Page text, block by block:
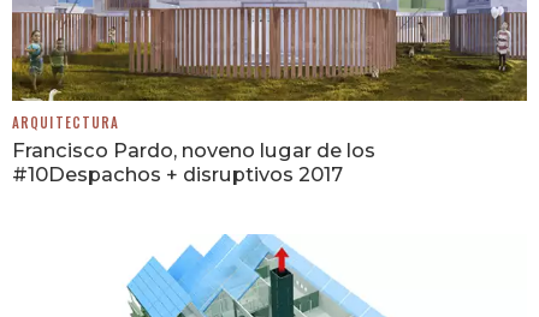
ARQUITECTURA
Francisco Pardo, noveno lugar de los
#10Despachos + disruptivos 2017